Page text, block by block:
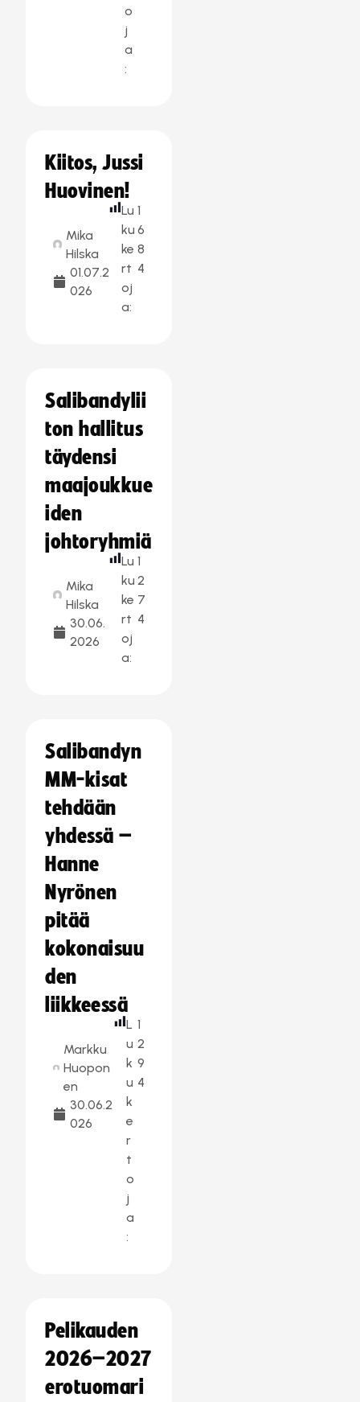
o
j
a
:
Kiitos, Jussi
Huovinen!
Mika
Hilska
01.07.2
026
Lu
ku
ke
rt
oj
a:
1
6
8
4
Salibandylii
ton hallitus
täydensi
maajoukkue
iden
johtoryhmiä
Mika
Hilska
30.06.
2026
Lu
ku
ke
rt
oj
a:
1
2
7
4
Salibandyn
MM-kisat
tehdään
yhdessä –
Hanne
Nyrönen
pitää
kokonaisuu
den
liikkeessä
Markku
Huopon
en
30.06.2
026
L
u
k
u
k
e
r
t
o
j
a
:
1
2
9
4
Pelikauden
2026–2027
erotuomari